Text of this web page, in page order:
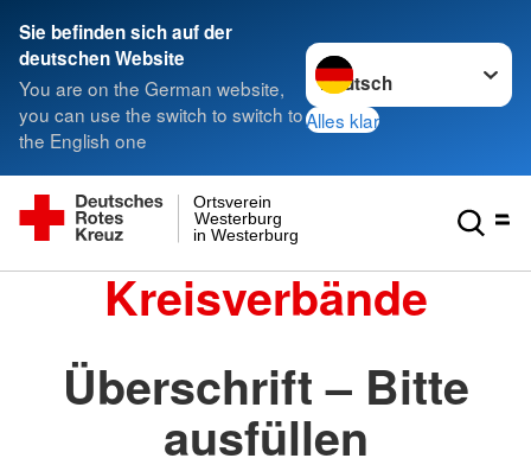
Sie befinden sich auf der
deutschen Website
You are on the German website,
you can use the switch to switch to
the English one
Sprache wechseln zu
Alles klar
in Westerburg
Westerburg
Ortsverein
Kreisverbände
Überschrift – Bitte
ausfüllen